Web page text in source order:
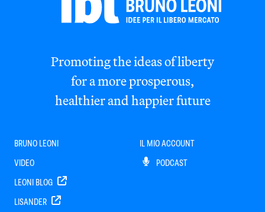
Promoting the ideas of liberty
for a more prosperous,
healthier and happier future
BRUNO LEONI
VIDEO
LEONI BLOG
LISANDER
IL MIO ACCOUNT
PODCAST